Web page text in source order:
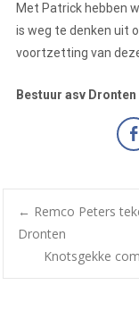
Met Patrick hebben
is weg te denken uit
voortzetting van
Bestuur asv Dronten
← Remco Peters
Dronten
Knotsgekke